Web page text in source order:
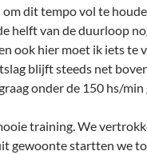
dit tempo vol te
helft van de duurloop
ook hier moet ik iets te
blijft steeds net
onder de 150 hs/min
training. We
gewoonte startten we